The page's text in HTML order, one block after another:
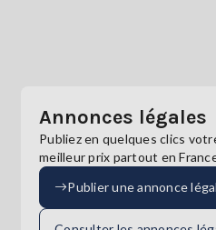
Annonces légales
Publiez en quelques clics
meilleur prix partout en
Publier une annonce